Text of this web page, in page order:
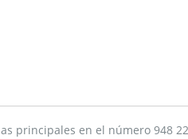
principales en el número 948